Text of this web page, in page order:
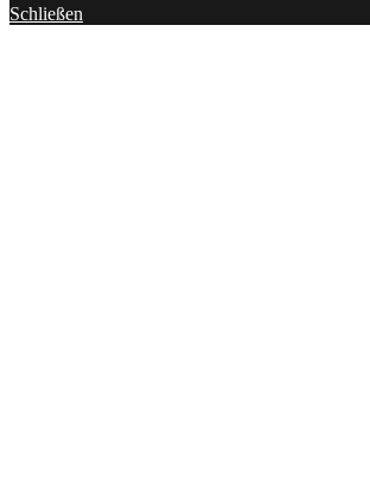
Schließen